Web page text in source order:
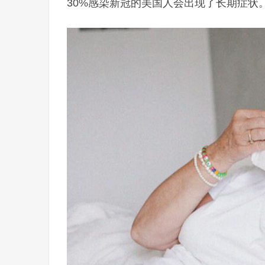
30%感染新冠的美国人会出现了长期症状